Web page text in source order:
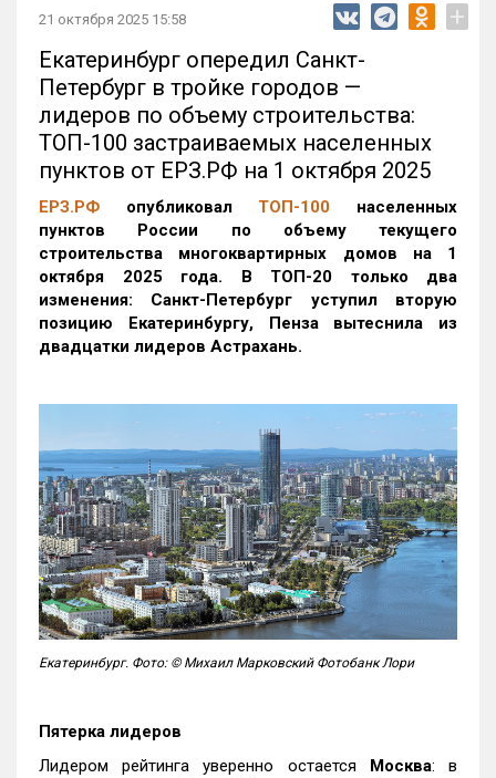
21 октября 2025 15:58 +
Екатеринбург опередил Санкт-
Петербург в тройке городов —
лидеров по объему строительства:
ТОП-100 застраиваемых населенных
пунктов от ЕРЗ.РФ на 1 октября 2025
ЕРЗ.РФ опубликовал ТОП-100 населенных
пунктов России по объему текущего
строительства многоквартирных домов на 1
октября 2025 года. В ТОП-20 только два
изменения: Санкт-Петербург уступил вторую
позицию Екатеринбургу, Пенза вытеснила из
двадцатки лидеров Астрахань.
Екатеринбург. Фото: © Михаил Марковский Фотобанк Лори
Пятерка лидеров
Лидером рейтинга уверенно остается Москва: в